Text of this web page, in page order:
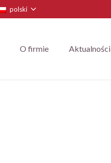
polski
O firmie Aktualności